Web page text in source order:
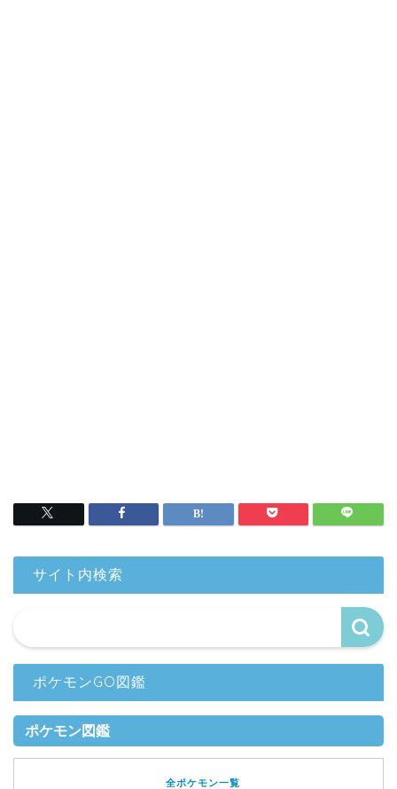
サイト内検索
ポケモンGO図鑑
ポケモン図鑑
全ポケモン一覧